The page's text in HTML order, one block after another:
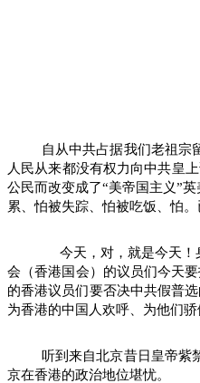
自从中共占据我们老祖宗
人民从来都没有权力向中共皇
公民而改变成了“美帝国主义”
累、怕被失踪、怕被吃饭、怕
今天，对，就是今天
会（香港国会）的议员们今天
的香港议员们要否决中共假普
为香港的中国人欢呼、为他们
听到来自北京昔日皇帝紫
京在香港的政治地位堪忧。